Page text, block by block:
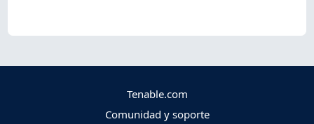
Tenable.com
Comunidad y soporte